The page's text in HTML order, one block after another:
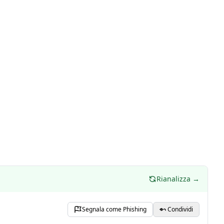
Rianalizza →
Segnala come Phishing Condividi